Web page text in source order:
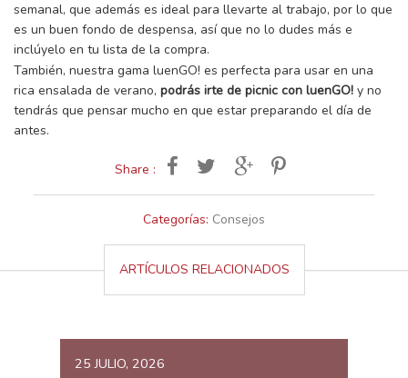
semanal, que además es ideal para llevarte al trabajo, por lo que
es un buen fondo de despensa, así que no lo dudes más e
inclúyelo en tu lista de la compra.
También, nuestra gama luenGO! es perfecta para usar en una
rica ensalada de verano, podrás irte de picnic con luenGO! y no
tendrás que pensar mucho en que estar preparando el día de
antes.
Share :
Categorías: Consejos
ARTÍCULOS RELACIONADOS
25 JULIO, 2026